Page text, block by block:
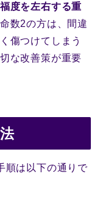
度を左右する重
数2の方は、間違
傷つけてしまう
な改善策が重要
順は以下の通りで